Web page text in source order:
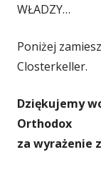
WŁADZY…
Poniżej
Closterkeller.
Dziękujemy
Orthodox
za wyrażenie